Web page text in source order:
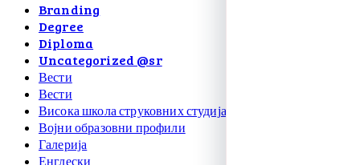
Branding
Degree
Diploma
Uncategorized @sr
Вести
Вести
Висока школа струковних студија
Војни образовни профили
Галерија
Енглески